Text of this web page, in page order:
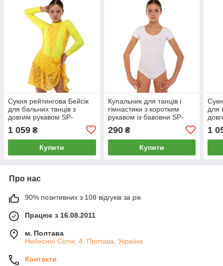
Сукня рейтингова Бейсік
для бальних танців з
довгим рукавом SP-
32-42 кольори в
асортименті
1 059 ₴
Купити
Купальник для танців і
гімнастики з коротким
рукавом із бавовни SP-
кольори в асортименті
290₴
Купити
для
32-
1
Про нас
90% позитивних з 108 відгуків за рік
Працює з 16.08.2011
м. Полтава
Небесної Сотні, 4, Полтава, Україна
Контакти